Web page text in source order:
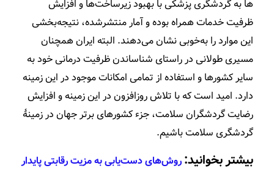
ها به گردشگری پزشکی با بهبود زیرساخت­‌ها و افزایش
ظرفیت خدمات همراه بوده و آمار منتشرشده، نتیجه‌­بخشی
این موارد را به‌­خوبی نشان می­‌دهند. البته ایران همچنان
مسیری طولانی در راستای شناساندن ظرفیت درمانی خود به
سایر کشورها و استفاده از تمامی امکانات موجود در این زمینه
دارد. امید است که با تلاش روزافزون در این زمینه و افزایش
رضایت گردشگران سلامت، جزء کشورهای برتر جهان در زمینۀ
گردشگری سلامت باشیم.
بیشتر بخوانید: روش‌های دست‌یابی به مزیت رقابتی پایدار